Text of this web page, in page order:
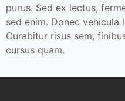
purus. Sed ex lectus,
sed enim. Donec vehicula
Curabitur risus sem,
cursus quam.